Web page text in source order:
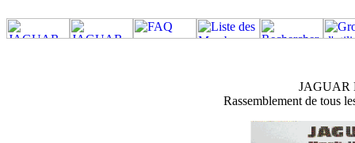
JAGUAR
Rassemblement de tous